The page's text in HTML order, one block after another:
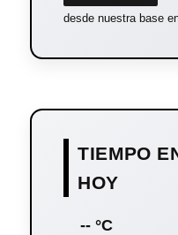
desde nuestra base
TIEMPO
HOY
-- °C